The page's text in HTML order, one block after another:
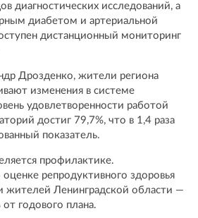
диагностических исследований, а
диабетом и артериальной
дистанционный мониторинг
Дрозденко, жители региона
изменения в системе
удовлетворенности работой
достиг 79,7%, что в 1,4 раза
показатель.
профилактике.
репродуктивного здоровья
жителей Ленинградской области —
годового плана.